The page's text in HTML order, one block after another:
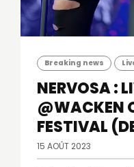
Breaking news
NERVOSA :
@WACKEN
FESTIVAL
15 AOÛT 2023